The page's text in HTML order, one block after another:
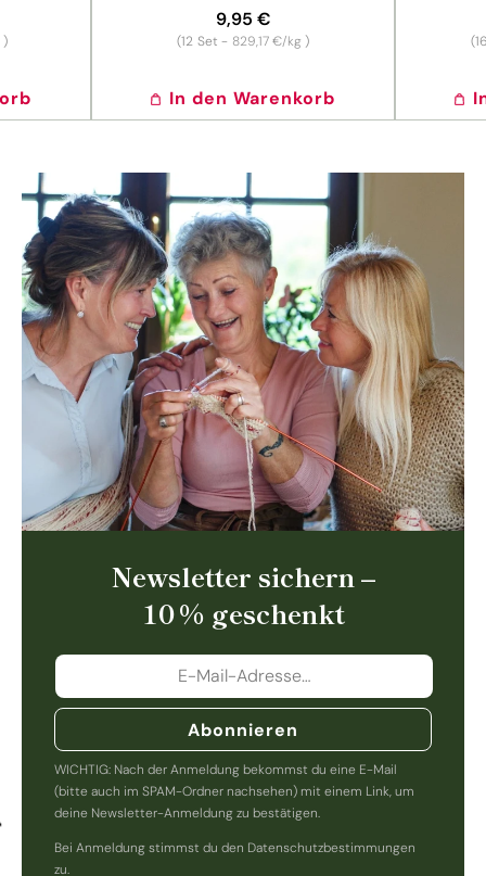
)
Normaler
Preis
9,95 €
(12 Set - Grundpreis
829,17 €/kg )
In den Warenkorb
Newsletter sichern –
10 % geschenkt
Abonnieren
WICHTIG: Nach der Anmeldung bekommst du eine E-Mail
(bitte auch im SPAM-Ordner nachsehen) mit einem Link, um
deine Newsletter-Anmeldung zu bestätigen.
Bei Anmeldung stimmst du den Datenschutzbestimmungen
zu.